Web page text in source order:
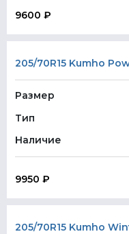
9600 ₽
205/70R15 Kumho
Размер
Тип
Наличие
9950 ₽
205/70R15 Kumho